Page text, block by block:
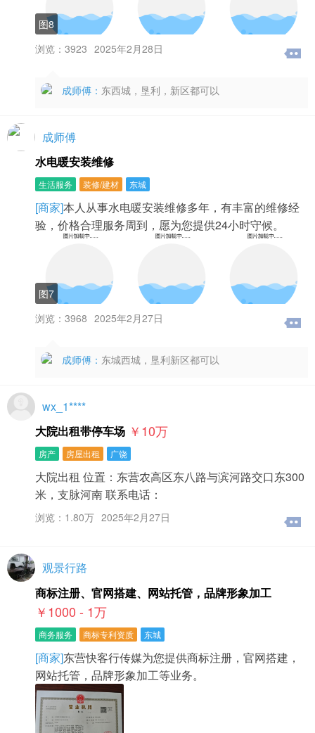
图8
浏览：3923 2025年2月28日
成师傅： 东西城，垦利，新区都可以
成师傅
水电暖安装维修
生活服务 装修/建材 东城
[商家]本人从事水电暖安装维修多年，有丰富的维修经
验，价格合理服务周到，愿为您提供24小时守候。
图7
浏览：3968 2025年2月27日
成师傅： 东城西城，垦利新区都可以
wx_1****
大院出租带停车场 ￥10万
房产 房屋出租 广饶
大院出租 位置：东营农高区东八路与滨河路交口东300
米，支脉河南 联系电话：
浏览：1.80万 2025年2月27日
观景行路
商标注册、官网搭建、网站托管，品牌形象加工
￥1000 - 1万
商务服务 商标专利资质 东城
[商家]东营快客行传媒为您提供商标注册，官网搭建，
网站托管，品牌形象加工等业务。